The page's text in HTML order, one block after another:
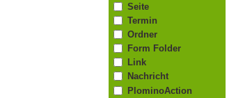
Seite
Termin
Ordner
Form Folder
Link
Nachricht
PlominoAction